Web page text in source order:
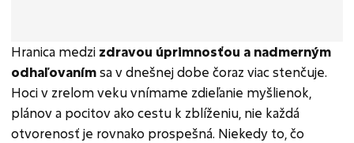
Hranica medzi zdravou úprimnosťou a nadmerným
odhaľovanímsa v dnešnej dobe čoraz viac stenčuje.
Hoci v zrelom veku vnímame zdieľanie myšlienok,
plánov a pocitov ako cestu k zblíženiu, nie každá
otvorenosť je rovnako prospešná. Niekedy to, čo